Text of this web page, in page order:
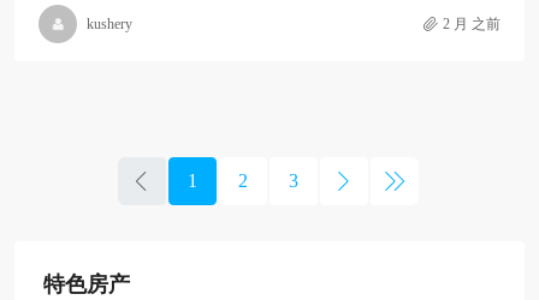
kushery 2 月 之前
1 2 3
特色房产